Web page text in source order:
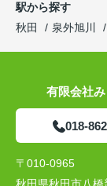
駅から探す
秋田
泉外旭川
有限会社
018-
〒010-0965